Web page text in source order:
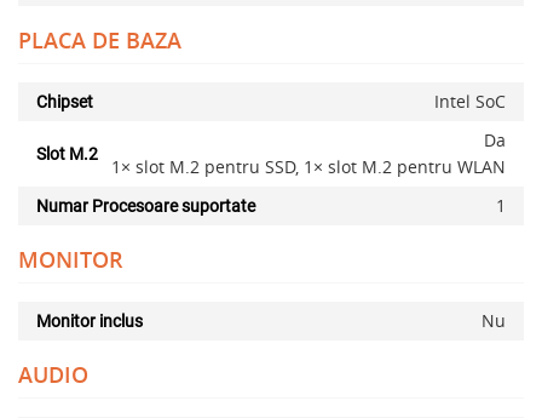
PLACA DE BAZA
Chipset Intel SoC
Slot M.2
Da
1× slot M.2 pentru SSD, 1× slot M.2 pentru WLAN
Numar Procesoare suportate 1
MONITOR
Monitor inclus Nu
AUDIO